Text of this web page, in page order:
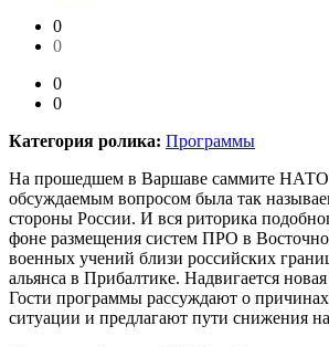
0
0
0
0
Категория ролика: Программы
На прошедшем в Варшаве саммите
обсуждаемым вопросом была так
стороны России. И вся риторика
фоне размещения систем ПРО в
военных учений близи российских
альянса в Прибалтике. Надвигается
Гости программы рассуждают о
ситуации и предлагают пути снижения